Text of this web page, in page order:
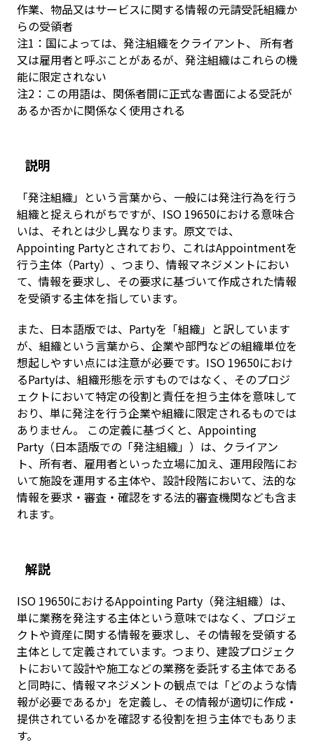
作業、物品又はサービスに関する情報の元請受託組織か
らの受領者
注1：国によっては、発注組織をクライアント、 所有者
又は雇用者と呼ぶことがあるが、発注組織はこれらの機
能に限定されない
注2：この用語は、関係者間に正式な書面による受託が
あるか否かに関係なく使用される
説明
「発注組織」という言葉から、一般には発注行為を行う
組織と捉えられがちですが、ISO 19650における意味合
いは、それとは少し異なります。原文では、
Appointing Partyとされており、これはAppointmentを
行う主体（Party）、つまり、情報マネジメントにおい
て、情報を要求し、その要求に基づいて作成された情報
を受領する主体を指しています。
また、日本語版では、Partyを「組織」と訳しています
が、組織という言葉から、企業や部門などの組織単位を
想起しやすい点には注意が必要です。ISO 19650におけ
るPartyは、組織形態を示すものではなく、そのプロジ
ェクトにおいて特定の役割と責任を担う主体を意味して
おり、単に発注を行う企業や組織に限定されるものでは
ありません。 この定義に基づくと、Appointing
Party（日本語版での「発注組織」）は、クライアン
ト、所有者、雇用者といった立場に加え、運用段階にお
いて施設を運用する主体や、設計段階において、法的な
情報を要求・審査・確認をする法的審査機関なども含ま
れます。
解説
ISO 19650におけるAppointing Party（発注組織）は、
単に業務を発注する主体という意味ではなく、プロジェ
クトや資産に関する情報を要求し、その情報を受領する
主体として定義されています。つまり、建設プロジェク
トにおいて設計や施工などの業務を委託する主体である
と同時に、情報マネジメントの観点では「どのような情
報が必要であるか」を定義し、その情報が適切に作成・
提供されているかを確認する役割を担う主体でもありま
す。